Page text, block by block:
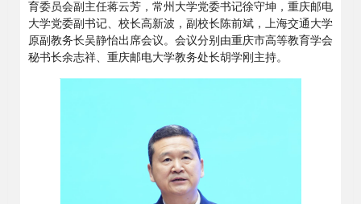
育委员会副主任蒋云芳，常州大学党委书记徐守坤，重庆邮电
大学党委副书记、校长高新波，副校长陈前斌，上海交通大学
原副教务长吴静怡出席会议。会议分别由重庆市高等教育学会
秘书长余志祥、重庆邮电大学教务处长胡学刚主持。